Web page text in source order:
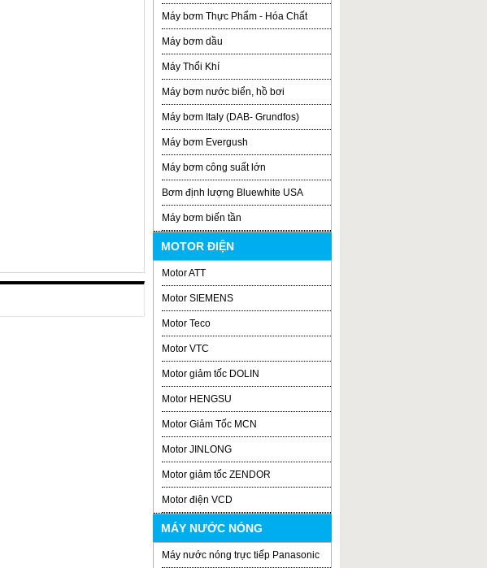
Máy bơm Thực Phẩm - Hóa Chất
Máy bơm dầu
Máy Thổi Khí
Máy bơm nước biển, hồ bơi
Máy bơm Italy (DAB- Grundfos)
Máy bơm Evergush
Máy bơm công suất lớn
Bơm định lượng Bluewhite USA
Máy bơm biến tần
MOTOR ĐIỆN
Motor ATT
Motor SIEMENS
Motor Teco
Motor VTC
Motor giảm tốc DOLIN
Motor HENGSU
Motor Giảm Tốc MCN
Motor JINLONG
Motor giảm tốc ZENDOR
Motor điện VCD
MÁY NƯỚC NÓNG
Máy nước nóng trực tiếp Panasonic